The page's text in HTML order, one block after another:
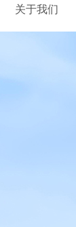
关于我们